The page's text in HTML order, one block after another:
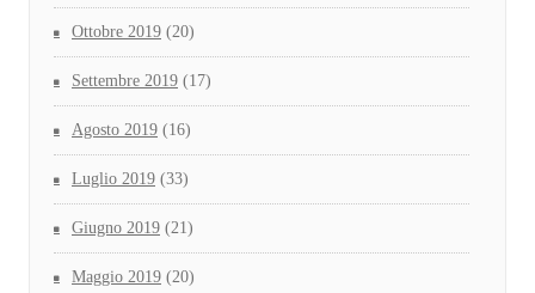
Ottobre 2019 (20)
Settembre 2019 (17)
Agosto 2019 (16)
Luglio 2019 (33)
Giugno 2019 (21)
Maggio 2019 (20)